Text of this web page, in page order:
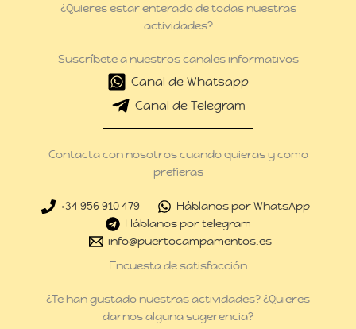
¿Quieres estar enterado de todas nuestras
actividades?
Suscríbete a nuestros canales informativos
Canal de Whatsapp
Canal de Telegram
Contacta con nosotros cuando quieras y como
prefieras
+34 956 910 479
Háblanos por WhatsApp
Háblanos por telegram
info@puertocampamentos.es
Encuesta de satisfacción
¿Te han gustado nuestras actividades? ¿Quieres
darnos alguna sugerencia?